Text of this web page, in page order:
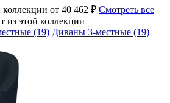
коллекции от 40 462 ₽ Смотреть все
из этой коллекции
(19) Диваны 3-местные (19)